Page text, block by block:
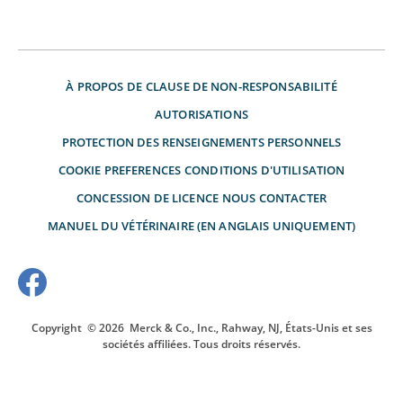
À PROPOS DE CLAUSE DE NON-RESPONSABILITÉ
AUTORISATIONS
PROTECTION DES RENSEIGNEMENTS PERSONNELS
COOKIE PREFERENCES CONDITIONS D'UTILISATION
CONCESSION DE LICENCE NOUS CONTACTER
MANUEL DU VÉTÉRINAIRE (EN ANGLAIS UNIQUEMENT)
Copyright © 2026 Merck & Co., Inc., Rahway, NJ, États-Unis et ses
sociétés affiliées. Tous droits réservés.